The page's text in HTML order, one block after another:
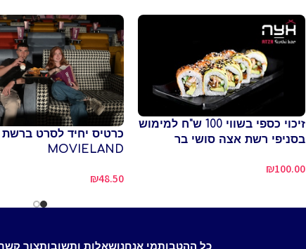
זיכוי כספי בשווי 100 ש"ח למימוש
בסניפי רשת אצה סושי בר
₪100.00
כרטיס יחיד לסרט ברשת
MOVIELAND
₪48.50